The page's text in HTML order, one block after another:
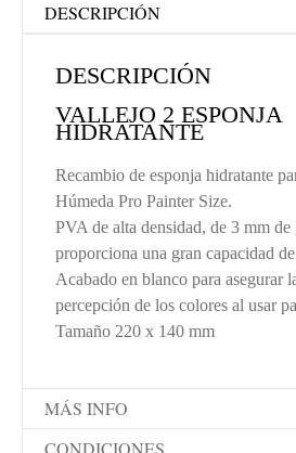
DESCRIPCIÓN
DESCRIPCIÓN
VALLEJO 2 ESPONJA
HIDRATANTE
Recambio de esponja hidratante
Húmeda Pro Painter Size.
PVA de alta densidad, de 3 mm de
proporciona una gran capacidad
Acabado en blanco para asegurar
percepción de los colores al usar
Tamaño 220 x 140 mm
MÁS INFO
CONDICIONES